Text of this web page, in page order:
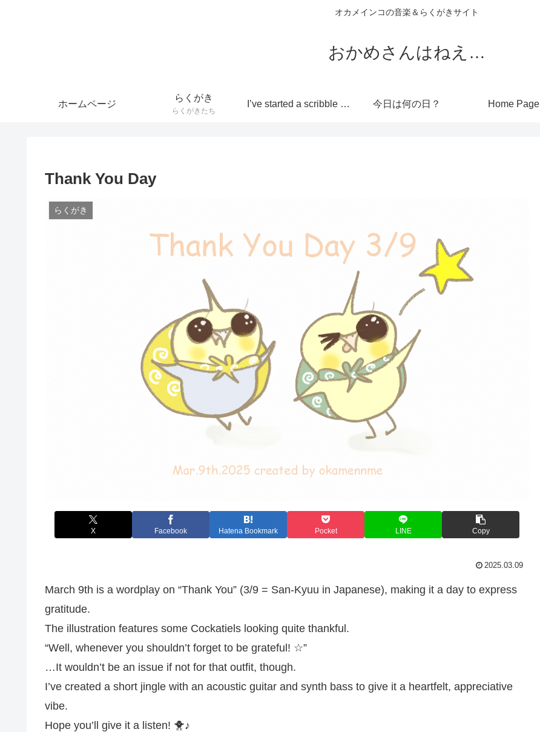
オカメインコの音楽＆らくがきサイト
おかめさんはねえ…
ホームページ
らくがき
らくがきたち
I’ve started a scribble site! 今日は何の日？ Home Page
Thank You Day
らくがき
X Facebook Hatena Bookmark Pocket LINE Copy
2025.03.09
March 9th is a wordplay on “Thank You” (3/9 = San-Kyuu in Japanese), making it a day to express
gratitude.
The illustration features some Cockatiels looking quite thankful.
“Well, whenever you shouldn’t forget to be grateful! ☆”
…It wouldn’t be an issue if not for that outfit, though.
I’ve created a short jingle with an acoustic guitar and synth bass to give it a heartfelt, appreciative
vibe.
Hope you’ll give it a listen! 🐥♪